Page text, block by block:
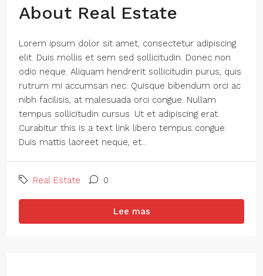
About Real Estate
Lorem ipsum dolor sit amet, consectetur adipiscing
elit. Duis mollis et sem sed sollicitudin. Donec non
odio neque. Aliquam hendrerit sollicitudin purus, quis
rutrum mi accumsan nec. Quisque bibendum orci ac
nibh facilisis, at malesuada orci congue. Nullam
tempus sollicitudin cursus. Ut et adipiscing erat.
Curabitur this is a text link libero tempus congue.
Duis mattis laoreet neque, et...
Real Estate 0
Lee mas